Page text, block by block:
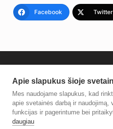
Facebook Twitter
Apie slapukus šioje
Mes naudojame slapukus, kad
apie svetainės darbą ir
funkcijas ir pagerintume bei
daugiau